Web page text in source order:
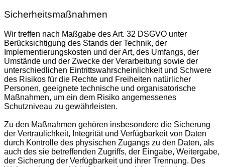
Sicherheitsmaßnahmen
Wir treffen nach Maßgabe des Art. 32 DSGVO unter
Berücksichtigung des Stands der Technik, der
Implementierungskosten und der Art, des Umfangs, der
Umstände und der Zwecke der Verarbeitung sowie der
unterschiedlichen Eintrittswahrscheinlichkeit und Schwere
des Risikos für die Rechte und Freiheiten natürlicher
Personen, geeignete technische und organisatorische
Maßnahmen, um ein dem Risiko angemessenes
Schutzniveau zu gewährleisten.
Zu den Maßnahmen gehören insbesondere die Sicherung
der Vertraulichkeit, Integrität und Verfügbarkeit von Daten
durch Kontrolle des physischen Zugangs zu den Daten, als
auch des sie betreffenden Zugriffs, der Eingabe, Weitergabe,
der Sicherung der Verfügbarkeit und ihrer Trennung. Des